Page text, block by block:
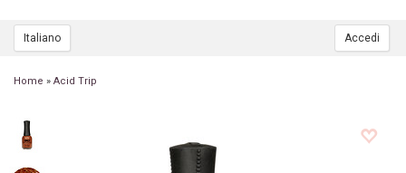
Italiano Accedi
Home » Acid Trip